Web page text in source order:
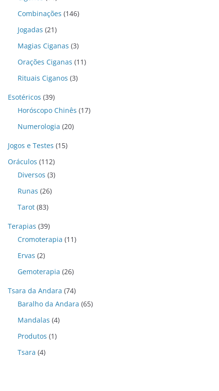
Combinações (146)
Jogadas (21)
Magias Ciganas (3)
Orações Ciganas (11)
Rituais Ciganos (3)
Esotéricos (39)
Horóscopo Chinês (17)
Numerologia (20)
Jogos e Testes (15)
Oráculos (112)
Diversos (3)
Runas (26)
Tarot (83)
Terapias (39)
Cromoterapia (11)
Ervas (2)
Gemoterapia (26)
Tsara da Andara (74)
Baralho da Andara (65)
Mandalas (4)
Produtos (1)
Tsara (4)